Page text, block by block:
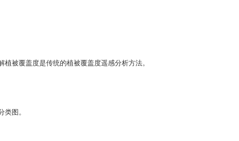
被覆盖度是传统的植被覆盖度遥感分析方法。
类图。